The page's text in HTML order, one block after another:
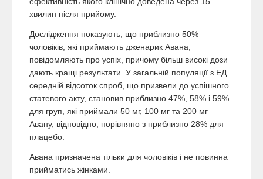
хвилин після прийому.
Дослідження показують, що приблизно 50%
чоловіків, які приймають дженарик Авана,
повідомляють про успіх, причому більш високі дози
дають кращі результати. У загальній популяції з ЕД
середній відсоток спроб, що призвели до успішного
статевого акту, становив приблизно 47%, 58% і 59%
для груп, які приймали 50 мг, 100 мг та 200 мг
Авану, відповідно, порівняно з приблизно 28% для
плацебо.
Авана призначена тільки для чоловіків і не повинна
прийматись жінками.